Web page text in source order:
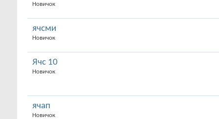
Новичок
ячсми
Новичок
Ячс 10
Новичок
ячап
Новичок